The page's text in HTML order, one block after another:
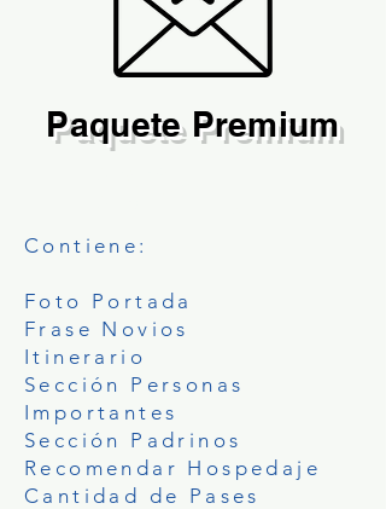
Paquete Premium
Contiene:
Foto Portada
Frase Novios
Itinerario
Sección Personas
Importantes
Sección Padrinos
Recomendar Hospedaje
Cantidad de Pases